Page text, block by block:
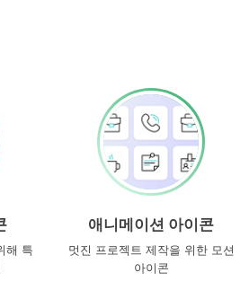
해 특
애니메이션 아이콘
멋진 프로젝트 제작을 위한 모션
아이콘